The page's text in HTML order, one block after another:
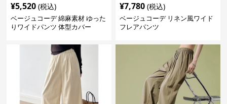
¥5,520 (税込)
ベージュコーデ 綿麻素材 ゆった
りワイドパンツ 体型カバー
¥7,780 (税込)
ベージュコーデ リネン風ワイド
フレアパンツ